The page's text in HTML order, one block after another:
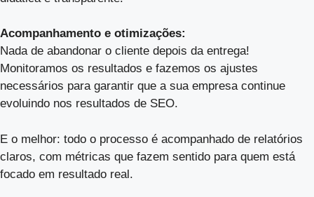
Acompanhamento e otimizações:
Nada de abandonar o cliente depois da entrega!
Monitoramos os resultados e fazemos os ajustes
necessários para garantir que a sua empresa continue
evoluindo nos resultados de SEO.
E o melhor: todo o processo é acompanhado de relatórios
claros, com métricas que fazem sentido para quem está
focado em resultado real.